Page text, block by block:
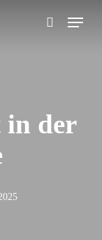
search
Menu
in der